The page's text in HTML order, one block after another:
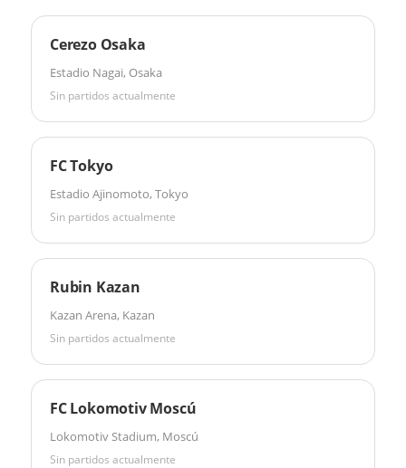
Cerezo Osaka
Estadio Nagai, Osaka
Sin partidos actualmente
FC Tokyo
Estadio Ajinomoto, Tokyo
Sin partidos actualmente
Rubin Kazan
Kazan Arena, Kazan
Sin partidos actualmente
FC Lokomotiv Moscú
Lokomotiv Stadium, Moscú
Sin partidos actualmente